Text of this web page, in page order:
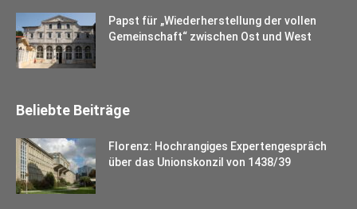
Papst für „Wiederherstellung der vollen
Gemeinschaft“ zwischen Ost und West
Beliebte Beiträge
Florenz: Hochrangiges Expertengespräch
über das Unionskonzil von 1438/39